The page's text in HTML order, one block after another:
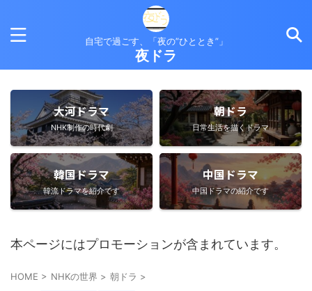
自宅で過ごす、「夜の”ひととき”」
夜ドラ
大河ドラマ
NHK制作の時代劇
朝ドラ
日常生活を描くドラマ
韓国ドラマ
韓流ドラマを紹介です
中国ドラマ
中国ドラマの紹介です
本ページにはプロモーションが含まれています。
HOME > NHKの世界 > 朝ドラ >